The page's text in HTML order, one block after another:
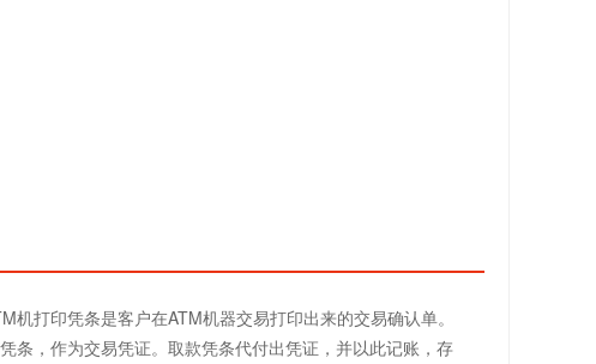
打印凭条是客户在ATM机器交易打印出来的交易确认单。
条，作为交易凭证。取款凭条代付出凭证，并以此记账，存